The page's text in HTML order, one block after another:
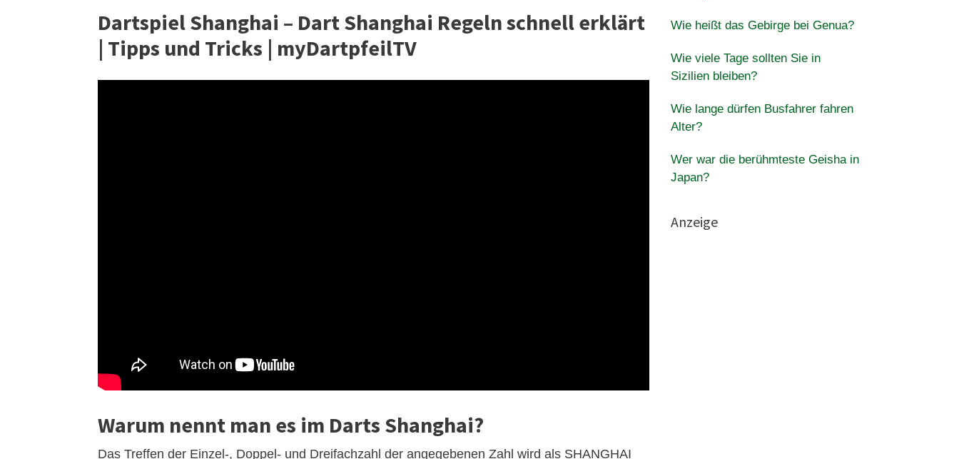
Dartspiel Shanghai – Dart Shanghai Regeln schnell erklärt
| Tipps und Tricks | myDartpfeilTV
Warum nennt man es im Darts Shanghai?
Das Treffen der Einzel-, Doppel- und Dreifachzahl der angegebenen Zahl wird als SHANGHAI
Wie heißt das Gebirge bei Genua?
Wie viele Tage sollten Sie in
Sizilien bleiben?
Wie lange dürfen Busfahrer fahren
Alter?
Wer war die berühmteste Geisha in
Japan?
Anzeige